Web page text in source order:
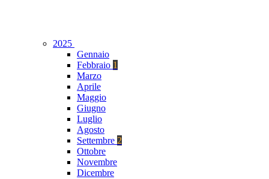
2025
Gennaio
Febbraio 1
Marzo
Aprile
Maggio
Giugno
Luglio
Agosto
Settembre 2
Ottobre
Novembre
Dicembre